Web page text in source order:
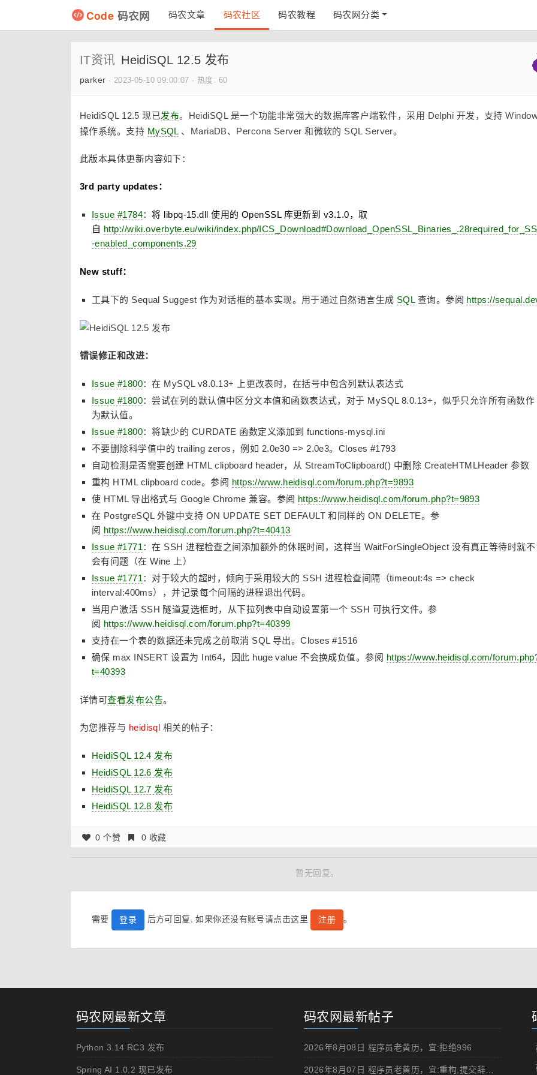
Code 码农网 码农文章 码农社区 码农教程 码农网分类
IT资讯 HeidiSQL 12.5 发布
parker · 2023-05-10 09:00:07 · 热度: 60
HeidiSQL 12.5 现已发布。HeidiSQL 是一个功能非常强大的数据库客户端软件，采用 Delphi 开发，支持
操作系统。支持 MySQL、MariaDB、Percona Server 和微软的 SQL Server。
此版本具体更新内容如下：
3rd party updates：
Issue #1784：将 libpq-15.dll 使用的 OpenSSL 库更新到 v3.1.0，取
自 http://wiki.overbyte.eu/wiki/index.php/
-enabled_components.29
New stuff：
工具下的 Sequal Suggest 作为对话框的基本实现。用于通过自然语言生成 SQL查询。参阅 https://
错误修正和改进：
Issue #1800：在 MySQL v8.0.13+ 上更改表时，在括号中包含列默认表达式
Issue #1800：尝试在列的默认值中区分文本值和函数表达式，对于 MySQL 8.0.13+，似乎只允许所有函数作
为默认值。
Issue #1800：将缺少的 CURDATE 函数定义添加到 functions-mysql.ini
不要删除科学值中的 trailing zeros，例如 2.0e30 => 2.0e3。Closes #1793
自动检测是否需要创建 HTML clipboard header，从 StreamToClipboard() 中删除 CreateHTMLHeader 参数
重构 HTML clipboard code。参阅 https://www.heidisql.com/forum.php?t=9893
使 HTML 导出格式与 Google Chrome 兼容。参阅 https://www.heidisql.com/forum.php?t=9893
在 PostgreSQL 外键中支持 ON UPDATE SET DEFAULT 和同样的 ON DELETE。参
阅 https://www.heidisql.com/forum.php?t=40413
Issue #1771：在 SSH 进程检查之间添加额外的休眠时间，这样当 WaitForSingleObject 没有真正等待时就不
会有问题（在 Wine 上）
Issue #1771：对于较大的超时，倾向于采用较大的 SSH 进程检查间隔（timeout:4s => check
interval:400ms），并记录每个间隔的进程退出代码。
当用户激活 SSH 隧道复选框时，从下拉列表中自动设置第一个 SSH 可执行文件。参
阅 https://www.heidisql.com/forum.php?t=40399
支持在一个表的数据还未完成之前取消 SQL 导出。Closes #1516
确保 max INSERT 设置为 Int64，因此 huge value 不会换成负值。参阅 https://www.heidisql.com/
t=40393
详情可查看发布公告。
为您推荐与 heidisql 相关的帖子：
HeidiSQL 12.4 发布
HeidiSQL 12.6 发布
HeidiSQL 12.7 发布
HeidiSQL 12.8 发布
0 个赞 0 收藏
暂无回复。
需要 登录 后方可回复, 如果你还没有账号请点击这里 注册 。
码农网最新文章
Python 3.14 RC3 发布
Spring AI 1.0.2 现已发布
码农网最新帖子
2026年8月08日 程序员老黄历，宜:拒绝996
2026年8月07日 程序员老黄历，宜:重构,提交辞职申请,申请加薪